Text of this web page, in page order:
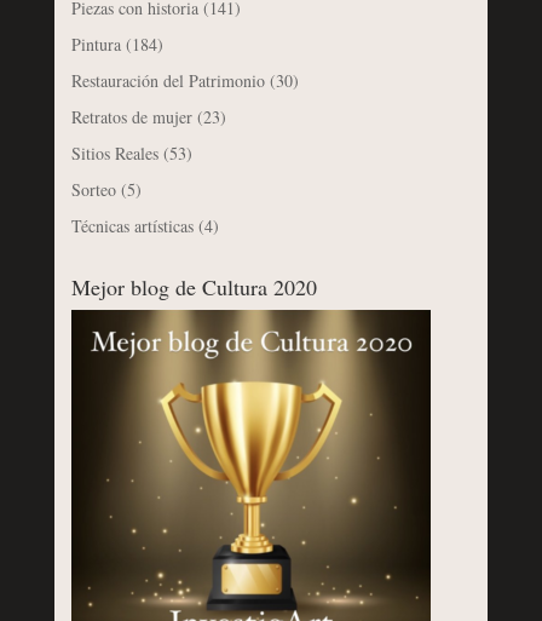
Piezas con historia(141)
Pintura(184)
Restauración del Patrimonio(30)
Retratos de mujer(23)
Sitios Reales(53)
Sorteo(5)
Técnicas artísticas(4)
Mejor blog de Cultura 2020